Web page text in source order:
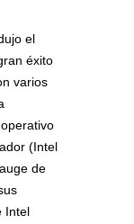
el
éxito
varios
(Intel
de
Intel